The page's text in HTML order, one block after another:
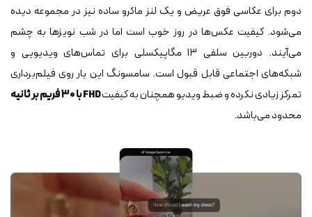
دوم برای عکاسی فوق‌ عریض و یک لنز ماکرو ساده نیز در مجموعه دیده
می‌شود. کیفیت عکس‌ها در روز خوب است اما در شب نویزها به چشم
می‌آیند. دوربین سلفی ۱۳ مگاپیکسلی برای تماس‌های ویدیویی و
شبکه‌های اجتماعی قابل قبول است. سامسونگ این بار روی فیلم‌برداری
تمرکز زیادی نکرده و ضبط ویدیو همچنان به کیفیت
محدود می‌باشد.